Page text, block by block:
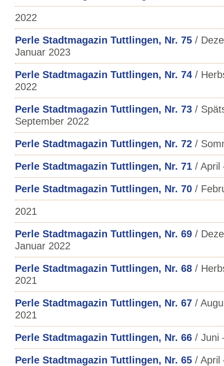
2022
Perle Stadtmagazin Tuttlingen, Nr. 75 /
Januar 2023
Perle Stadtmagazin Tuttlingen, Nr. 74 /
2022
Perle Stadtmagazin Tuttlingen, Nr. 73 /
September 2022
Perle Stadtmagazin Tuttlingen, Nr. 72 /
Perle Stadtmagazin Tuttlingen, Nr. 71 / April
Perle Stadtmagazin Tuttlingen, Nr. 70 /
2021
Perle Stadtmagazin Tuttlingen, Nr. 69 /
Januar 2022
Perle Stadtmagazin Tuttlingen, Nr. 68 /
2021
Perle Stadtmagazin Tuttlingen, Nr. 67 /
2021
Perle Stadtmagazin Tuttlingen, Nr. 66 / Juni
Perle Stadtmagazin Tuttlingen, Nr. 65 / April